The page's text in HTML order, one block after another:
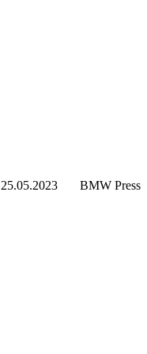
25.05.2023 BMW Press